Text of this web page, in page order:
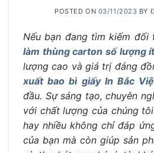
POSTED ON 03/11/2023 BY
Nếu bạn đang tìm kiếm
làm thùng carton số lượng
lượng cao và giá trị đáng
xuất bao bì giấy In Bắc
đầu. Sự sáng tạo, chuyên
với chất lượng của chúng
hay nhiều không chỉ đáp
của bạn mà còn giúp sản